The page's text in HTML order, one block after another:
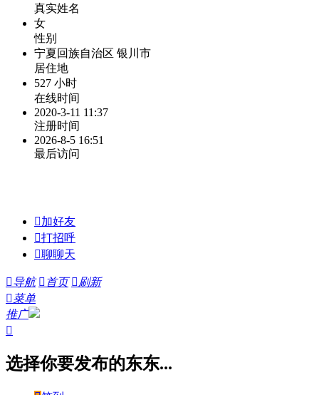
真实姓名
女
性别
宁夏回族自治区 银川市
居住地
527 小时
在线时间
2020-3-11 11:37
注册时间
2026-8-5 16:51
最后访问
加好友
打招呼
聊聊天
导航  首页 刷新
菜单
推广

选择你要发布的东东...